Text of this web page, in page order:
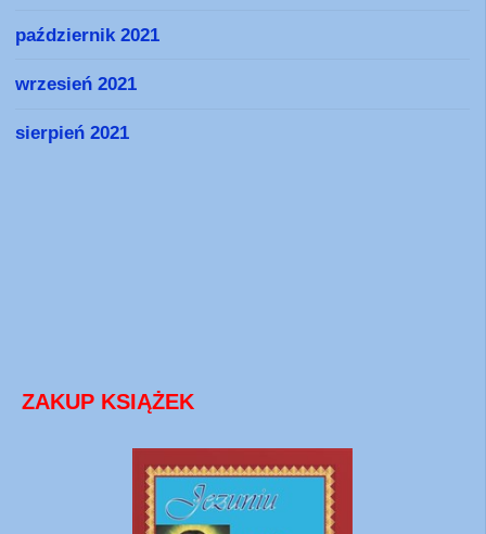
październik 2021
wrzesień 2021
sierpień 2021
ZAKUP KSIĄŻEK